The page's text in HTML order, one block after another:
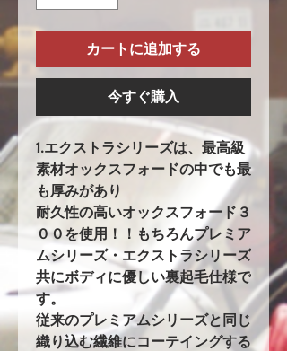
カートに追加する
今すぐ購入
1.エクストラシリーズは、最高級
素材オックスフォードの中でも最
も厚みがあり
耐久性の高いオックスフォード３
００を使用！！もちろんプレミア
ムシリーズ・エクストラシリーズ
共にボディに優しい裏起毛仕様で
す。
従来のプレミアムシリーズと同じ
織り込む繊維にコーテイングする